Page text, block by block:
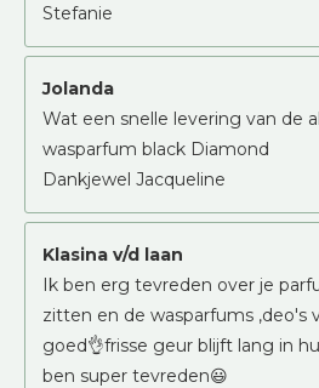
Stefanie
Jolanda
Wat een snelle levering van de
wasparfum black Diamond
Dankjewel Jacqueline
Klasina v/d laan
Ik ben erg tevreden over je
zitten en de wasparfums ,deo's
goed👌frisse geur blijft lang in
ben super tevreden😃